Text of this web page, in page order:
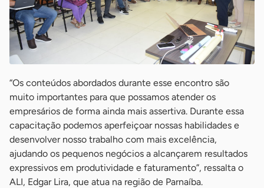
“Os conteúdos abordados durante esse encontro são
muito importantes para que possamos atender os
empresários de forma ainda mais assertiva. Durante essa
capacitação podemos aperfeiçoar nossas habilidades e
desenvolver nosso trabalho com mais excelência,
ajudando os pequenos negócios a alcançarem resultados
expressivos em produtividade e faturamento”, ressalta o
ALI, Edgar Lira, que atua na região de Parnaíba.